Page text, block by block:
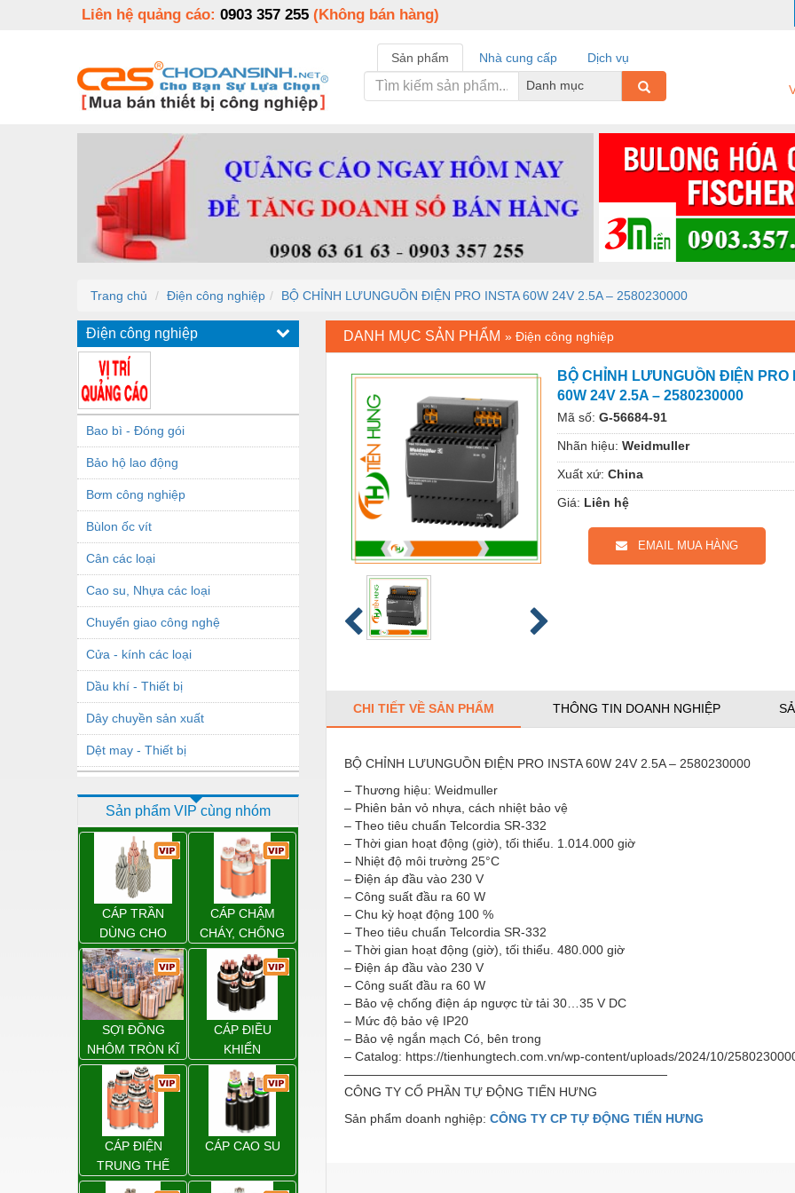
Liên hệ quảng cáo: 0903 357 255 (Không bán hàng)
Sản phẩm Nhà cung cấp
Dịch vụ
Danh mục
Trang chủ Điện công nghiệp BỘ CHỈNH LƯUNGUỒN ĐIỆN PRO INSTA 60W 24V 2.5A – 2580230000
Điện công nghiệp
Bao bì - Đóng gói
Bảo hộ lao động
Bơm công nghiệp
Bùlon ốc vít
Cân các loại
Cao su, Nhựa các loại
Chuyển giao công nghệ
Cửa - kính các loại
Dầu khí - Thiết bị
Dây chuyền sản xuất
Dệt may - Thiết bị
Dịch vụ - Thi công
Điện công nghiệp
Điện gia dụng
Điện Lạnh
Đóng tàu Thiết bị
Đúc chính xác Thiết bị
Dụng cụ cầm tay
Dụng cụ cắt gọt
Dụng cụ điện
Dụng cụ đo
Gỗ - Trang thiết bị
Hàn cắt - Thiết bị
Sản phẩm VIP cùng nhóm
CÁP TRẦN
DÙNG CHO
ĐƯỜNG DÂY
TẢI ĐIỆN TRÊN
KHÔNG
CÁP CHẬM
CHÁY, CHỐNG
CHÁY
SỢI ĐỒNG
NHÔM TRÒN KĨ
THUẬT ĐIỆN
CÁP ĐIỀU
KHIỂN
CÁP ĐIỆN
TRUNG THẾ
CÁP CAO SU
DANH MỤC SẢN PHẨM » Điện công nghiệp
BỘ CHỈNH LƯUNGUỒN ĐIỆN PRO
60W 24V 2.5A – 2580230000
Mã số: G-56684-91
Nhãn hiệu: Weidmuller
Xuất xứ: China
Giá: Liên hệ
EMAIL MUA HÀNG
CHI TIẾT VỀ SẢN PHẨM THÔNG TIN DOANH NGHIỆP
BỘ CHỈNH LƯUNGUỒN ĐIỆN PRO INSTA 60W 24V 2.5A – 2580230000
– Thương hiệu: Weidmuller
– Phiên bản vỏ nhựa, cách nhiệt bảo vệ
– Theo tiêu chuẩn Telcordia SR-332
– Thời gian hoạt động (giờ), tối thiểu. 1.014.000 giờ
– Nhiệt độ môi trường 25°C
– Điện áp đầu vào 230 V
– Công suất đầu ra 60 W
– Chu kỳ hoạt động 100 %
– Theo tiêu chuẩn Telcordia SR-332
– Thời gian hoạt động (giờ), tối thiểu. 480.000 giờ
– Điện áp đầu vào 230 V
– Công suất đầu ra 60 W
– Bảo vệ chống điện áp ngược từ tải 30…35 V DC
– Mức độ bảo vệ IP20
– Bảo vệ ngắn mạch Có, bên trong
– Catalog: https://tienhungtech.com.vn/wp-content/uploads/2024/10/
——————————————————————————
CÔNG TY CỔ PHẦN TỰ ĐỘNG TIẾN HƯNG
Sản phẩm doanh nghiệp: CÔNG TY CP TỰ ĐỘNG TIẾN HƯNG